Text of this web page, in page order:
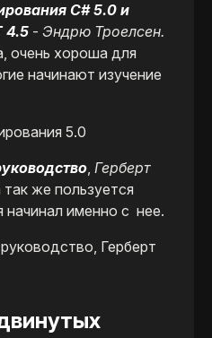
C# 5.0 и
4.5 - Эндрю Троелсен.
очень хороша для
начинают изучение
, Герберт
так же пользуется
начинал именно с нее.